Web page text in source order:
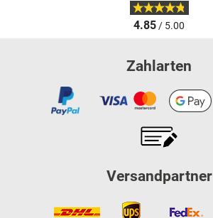
4.85/ 5.00
Zahlarten
Versandpartner